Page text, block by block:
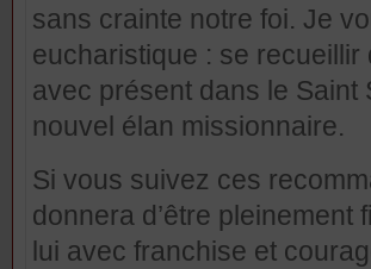
sans crainte notre foi. Je
eucharistique : se recueillir
avec présent dans le Saint
nouvel élan missionnaire.
Si vous suivez ces
donnera d’être
lui avec franchise et